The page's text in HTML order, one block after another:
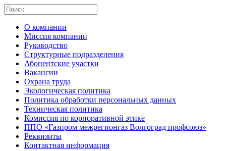
О компании
Миссия компании
Руководство
Структурные подразделения
Абонентские участки
Вакансии
Охрана труда
Экологическая политика
Политика обработки персональных данных
Техническая политика
Комиссия по корпоративной этике
ППО «Газпром межрегионгаз Волгоград профсоюз»
Реквизиты
Контактная информация